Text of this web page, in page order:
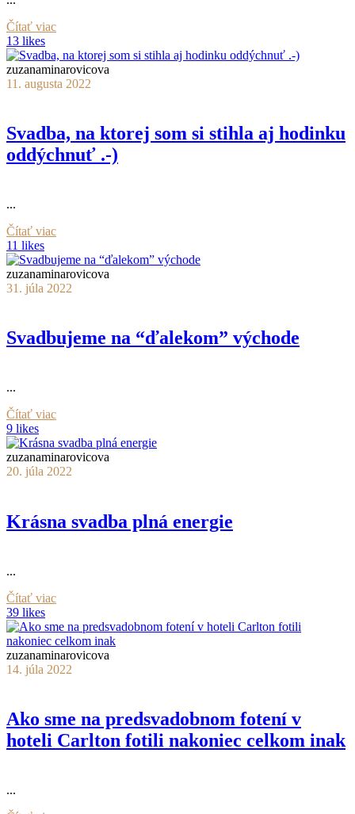
Čítať viac
13 likes
zuzanaminarovicova
11. augusta 2022
Svadba, na ktorej som si stihla aj hodinku
oddýchnuť .-)
...
Čítať viac
11 likes
zuzanaminarovicova
31. júla 2022
Svadbujeme na “ďalekom” východe
...
Čítať viac
9 likes
zuzanaminarovicova
20. júla 2022
Krásna svadba plná energie
...
Čítať viac
39 likes
zuzanaminarovicova
14. júla 2022
Ako sme na predsvadobnom fotení v
hoteli Carlton fotili nakoniec celkom inak
...